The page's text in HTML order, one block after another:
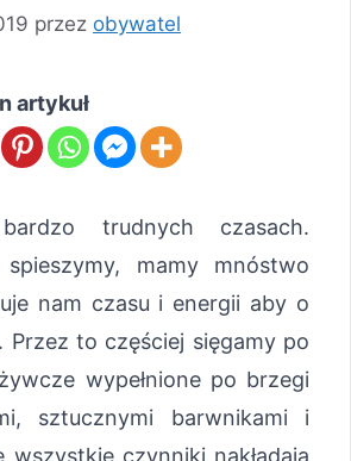
przez obywatel
artykuł
trudnych czasach.
mamy mnóstwo
nam czasu i energii aby o
Przez to częściej sięgamy po
wypełnione po brzegi
sztucznymi barwnikami i
wszystkie czynniki nakładają